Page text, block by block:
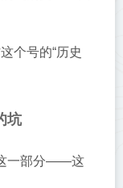
个号的“历史
坑
一部分——这